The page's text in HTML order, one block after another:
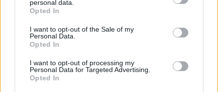
grant or deny consent to Google and its third-party tags to
use your data for below specified purposes in below Google
consent section.
personal data.
Opted In
I want to opt-out of the Sale of my
Personal Data.
Opted In
I want to opt-out of processing my
Personal Data for Targeted Advertising.
Opted In